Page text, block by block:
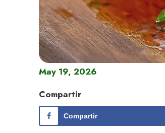
May 19, 2026
Compartir
Compartir